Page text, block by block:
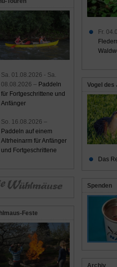
Fr.
Vogel des
Das
Spenden
Archiv
Sa. 01.08.2026 - Sa.
08.08.2026 – Paddeln
für Fortgeschrittene und
Anfänger
So. 16.08.2026 –
Paddeln auf einem
Altrheinarm für Anfänger
und Fortgeschrittene
Feste